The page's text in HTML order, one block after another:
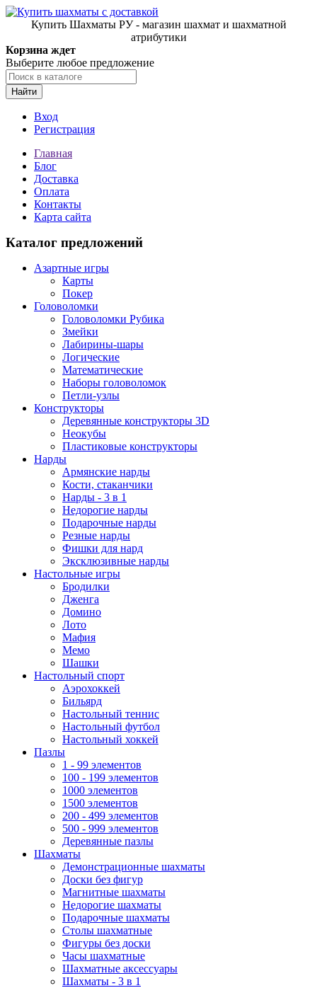
Купить Шахматы РУ - магазин шахмат и шахматной
атрибутики
Корзина ждет
Выберите любое предложение
Найти
Вход
Регистрация
Главная
Блог
Доставка
Оплата
Контакты
Карта сайта
Каталог предложений
Азартные игры
Карты
Покер
Головоломки
Головоломки Рубика
Змейки
Лабирины-шары
Логические
Математические
Наборы головоломок
Петли-узлы
Конструкторы
Деревянные конструкторы 3D
Неокубы
Пластиковые конструкторы
Нарды
Армянские нарды
Кости, стаканчики
Нарды - 3 в 1
Недорогие нарды
Подарочные нарды
Резные нарды
Фишки для нард
Эксклюзивные нарды
Настольные игры
Бродилки
Дженга
Домино
Лото
Мафия
Мемо
Шашки
Настольный спорт
Аэрохоккей
Бильярд
Настольный теннис
Настольный футбол
Настольный хоккей
Пазлы
1 - 99 элементов
100 - 199 элементов
1000 элементов
1500 элементов
200 - 499 элементов
500 - 999 элементов
Деревянные пазлы
Шахматы
Демонстрационные шахматы
Доски без фигур
Магнитные шахматы
Недорогие шахматы
Подарочные шахматы
Столы шахматные
Фигуры без доски
Часы шахматные
Шахматные аксессуары
Шахматы - 3 в 1